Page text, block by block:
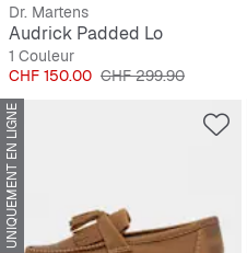
Dr. Martens
Audrick Padded Lo
1 Couleur
Prix
CHF 150.00 Prix original
CHF 299.90
UNIQUEMENT EN LIGNE